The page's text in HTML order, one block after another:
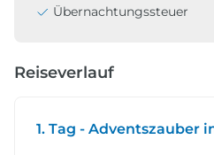
Übernachtungssteuer
Reiseverlauf
1. Tag - Adventszauber